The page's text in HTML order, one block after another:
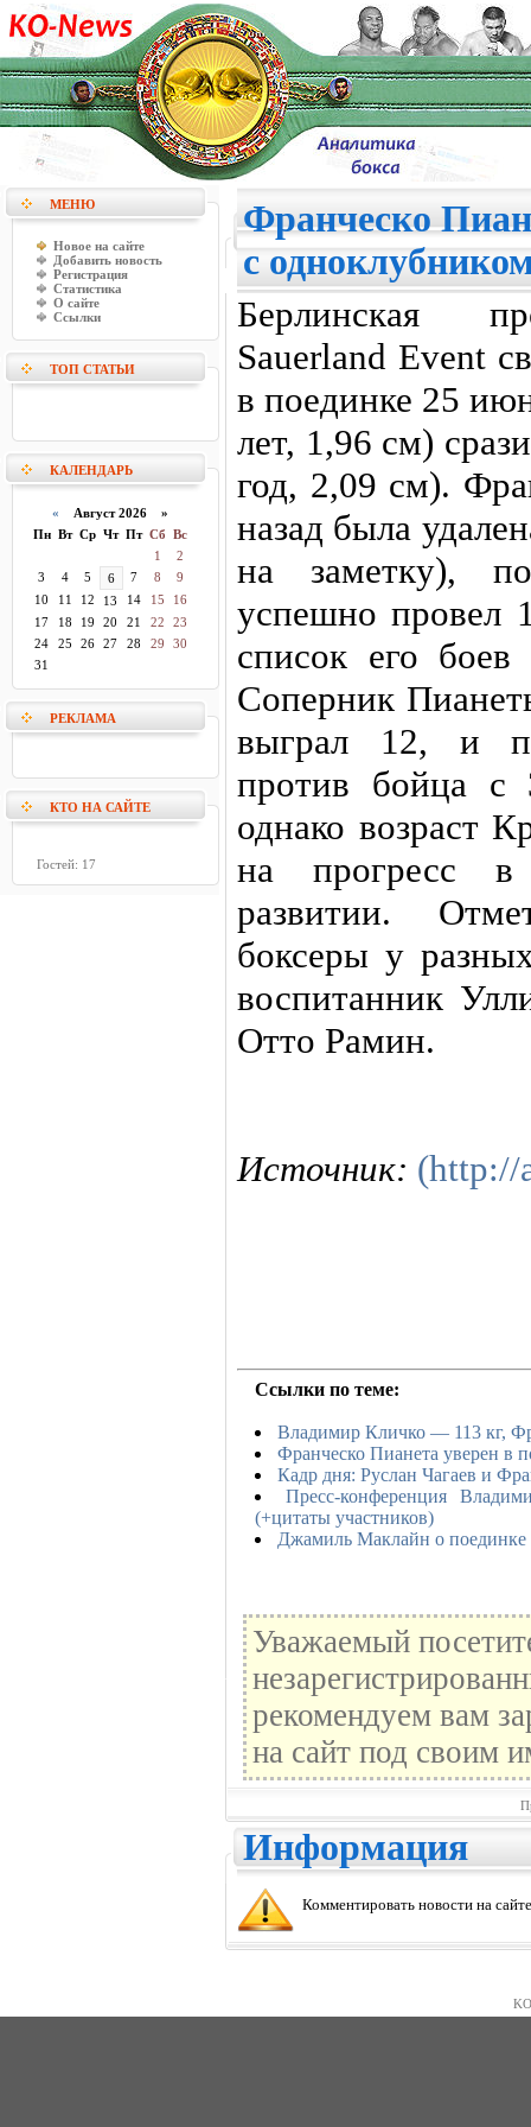
МЕНЮ
Новое на сайте
Добавить новость
Регистрация
Статистика
О сайте
Ссылки
ТОП СТАТЬИ
КАЛЕНДАРЬ
« Август 2026 »
Пн Вт Ср Чт Пт Сб Вс
1
2
3
4 5 6 7 8
9
10
11 12 13 14 15
16
17
18 19 20 21 22
23
24
25 26 27 28 29
30
31
РЕКЛАМА
КТО НА САЙТЕ
Гостей: 17
Франческо
с
Берлинская
Sauerland Event
в поединке 25
лет, 1,96 см)
год, 2,09 см).
назад была
на заметку),
успешно провел
список его
Соперник
выграл 12, и
против бойца
однако возраст
на прогресс в
развитии.
боксеры у
воспитанник
Отто Рамин.
Источник: (http://
Ссылки по теме:
Владимир Кличко — 113 кг,
Франческо Пианета уверен в
Кадр дня: Руслан Чагаев и
Пресс-конференция
(+цитаты участников)
Джамиль Маклайн о поединке
Уважаемый
рекомендуем вам
на сайт под своим
Информация
Комментировать новости на